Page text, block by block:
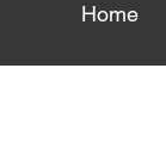
Home